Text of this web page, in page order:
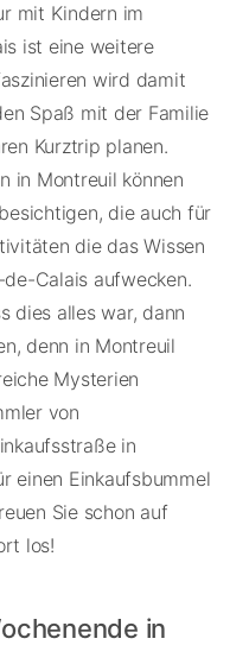
mit Kindern im
ist eine weitere
wird damit
Spaß mit der Familie
Kurztrip planen.
in Montreuil können
die auch für
die das Wissen
Calais aufwecken.
dies alles war, dann
denn in Montreuil
Mysterien
von
in
einen Einkaufsbummel
Sie schon auf
los!
in